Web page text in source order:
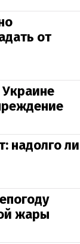
от
надолго ли
жары